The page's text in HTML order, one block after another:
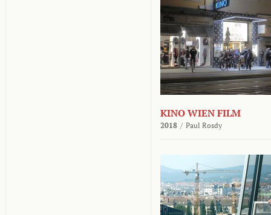
KINO WIEN FILM
2018 / Paul Rosdy